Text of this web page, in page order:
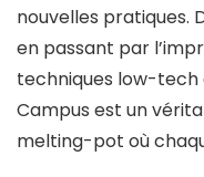
nouvelles pratiques.
en passant par
techniques low-tech
Campus est un
melting-pot où